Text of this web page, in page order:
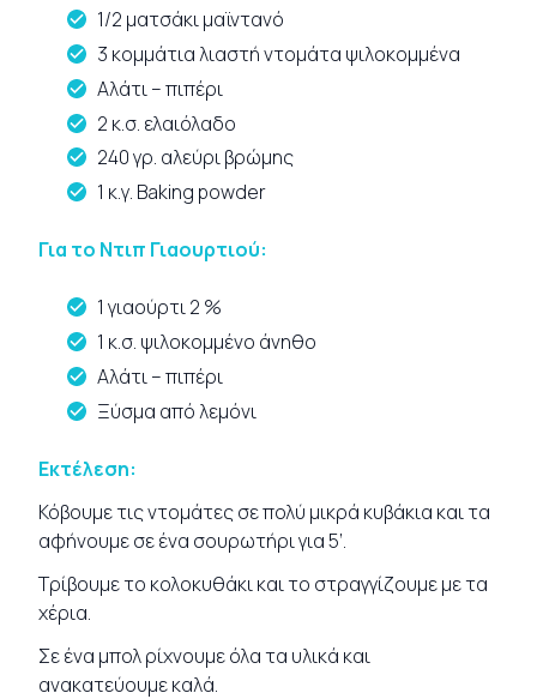
1/2 ματσάκι μαϊντανό
3 κομμάτια λιαστή ντομάτα ψιλοκομμένα
Αλάτι – πιπέρι
2 κ.σ. ελαιόλαδο
240 γρ. αλεύρι βρώμης
1 κ.γ. Baking powder
Για το Ντιπ Γιαουρτιού:
1 γιαούρτι 2 %
1 κ.σ. ψιλοκομμένο άνηθο
Αλάτι – πιπέρι
Ξύσμα από λεμόνι
Εκτέλεση:
Κόβουμε τις ντομάτες σε πολύ μικρά κυβάκια και τα
αφήνουμε σε ένα σουρωτήρι για 5’.
Τρίβουμε το κολοκυθάκι και το στραγγίζουμε με τα
χέρια.
Σε ένα μπολ ρίχνουμε όλα τα υλικά και
ανακατεύουμε καλά.